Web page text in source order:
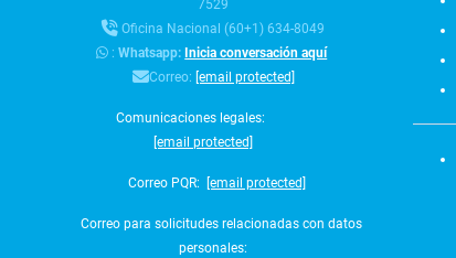
7529
Oficina Nacional (60+1) 634-8049
:Whatsapp: Inicia conversación aquí
Correo: [email protected]
Comunicaciones legales:
[email protected]
Correo PQR: [email protected]
Correo para solicitudes relacionadas con datos
personales: